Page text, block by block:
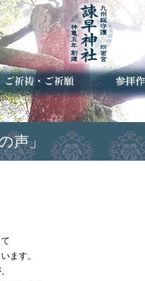
ご祈祷・ご祈願とは
安産祈願
初宮参り
七五三詣
長寿のお祝い
神前結婚式
厄祓い・方位除け
車のお祓い
地鎮祭
神葬祭（神式の葬儀） 神社とは
お参りの作法
声」
ます。